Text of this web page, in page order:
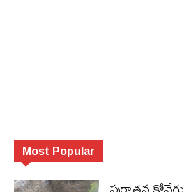
Most Popular